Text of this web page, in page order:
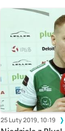
25 Luty 2019, 10:19